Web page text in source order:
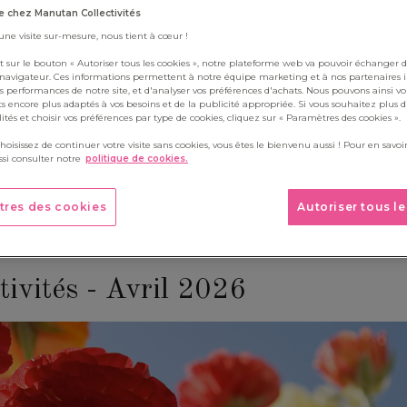
retrouvez un kit contenant 5 à 6 activités destinées aux
classe au fil des saisons grâce à notre kit d'activités à
- Avril 2026
chez Manutan Collectivités
visite sur-mesure, nous tient à cœur !
sur le bouton « Autoriser tous les cookies », notre plateforme web va pouvoir échanger
Ces informations permettent à notre équipe marketing et à nos partenaires
performances de notre site, et d'analyser vos préférences d'achats. Nous pouvons ainsi
encore plus adaptés à vos besoins et de la publicité appropriée. Si vous souhaitez plus
et choisir vos préférences par type de cookies, cliquez sur « Paramètres des cookies ».
de continuer votre visite sans cookies, vous êtes le bienvenu aussi ! Pour en
consulter notre politique de cookies.
Autoriser tous
des cookies